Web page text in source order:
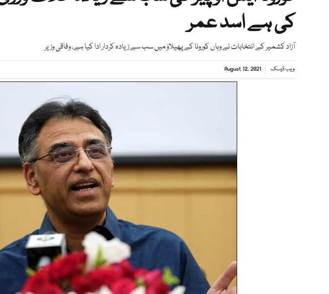
کی ہے اسد عمر
آزاد کشمیر کے انتخابات نے وہاں کورونا کے پھیلاؤ میں سب سے زیادہ کردار ادا کیا ہے، وفاقی وزیر
ویب ڈیسک August 12, 2021